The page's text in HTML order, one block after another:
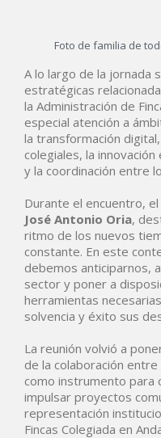
Foto de familia de
A lo largo de la jornada
estratégicas
la Administración de
especial atención a
la transformación
colegiales, la
y la coordinación entre
Durante el encuentro,
José Antonio Oria,
ritmo de los nuevos
constante. En este
debemos anticiparnos,
sector y poner a
herramientas
solvencia y éxito sus
La reunión volvió a
de la colaboración
como instrumento para
impulsar proyectos
representación
Fincas Colegiada en